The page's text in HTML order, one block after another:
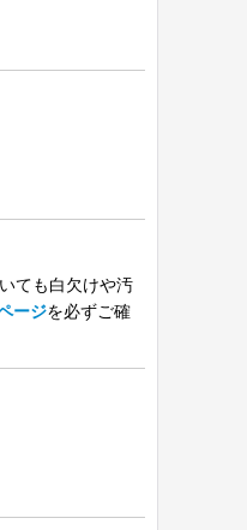
ても白欠けや汚
ージを必ずご確